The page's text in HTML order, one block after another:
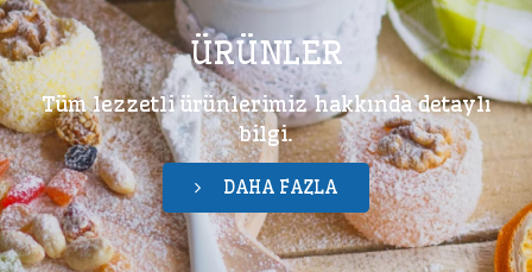
ÜRÜNLER
Tüm lezzetli ürünlerimiz hakkında detaylı
bilgi.
DAHA FAZLA